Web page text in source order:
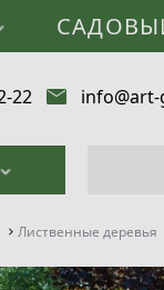
22
Лиственные деревья